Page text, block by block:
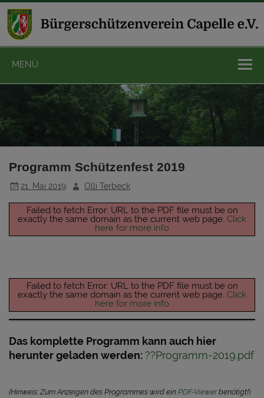
Zum
Inhalt
springen
1815
MENÜ
Programm Schützenfest 2019
21. Mai 2019 Olli Terbeck
Failed to fetch Error: URL to the PDF file must be on
exactly the same domain as the current web page. Click
here for more info
Failed to fetch Error: URL to the PDF file must be on
exactly the same domain as the current web page. Click
here for more info
Das komplette Programm kann auch hier
herunter geladen werden: ??Programm-2019.pdf
(Hinweis: Zum Anzeigen des Programmes wird einPDF-Viewerbenötigt!)